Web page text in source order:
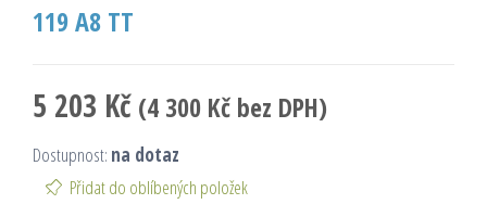
119 A8 TT
5 203 Kč (4 300 Kč bez DPH)
Dostupnost: na dotaz
Přidat do oblíbených položek